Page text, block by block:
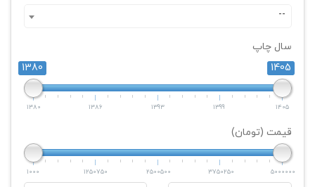
--
سال چاپ
1380
1405
1380 1386 1393 1399 1405
قیمت (تومان)
1000 1250750 2500500 3750250 5000000